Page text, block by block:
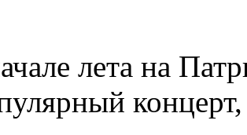
лета на